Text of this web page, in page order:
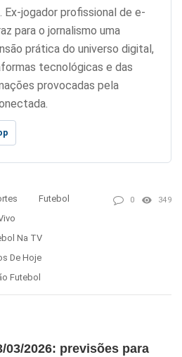
Ex-jogador profissional de e-
para o jornalismo uma
prática do universo digital,
tecnológicas e das
provocadas pela
Futebol
Na TV
De Hoje
Futebol
0 349
03/2026: previsões para